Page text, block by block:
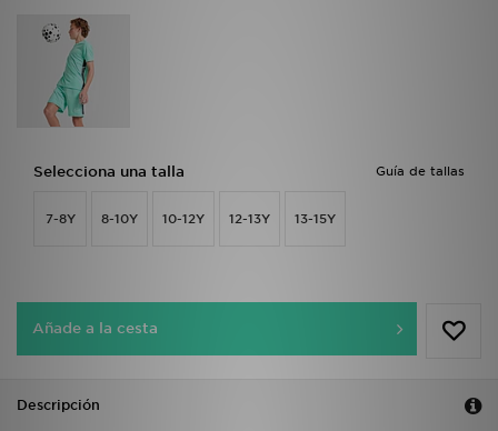
Guía de tallas
Selecciona una talla
7-8Y 8-10Y 10-12Y 12-13Y 13-15Y
Añade a la cesta
Descripción